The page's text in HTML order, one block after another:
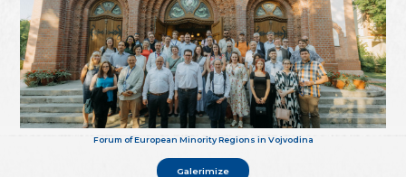
Forum of European Minority Regions in Vojvodina
Galerimize